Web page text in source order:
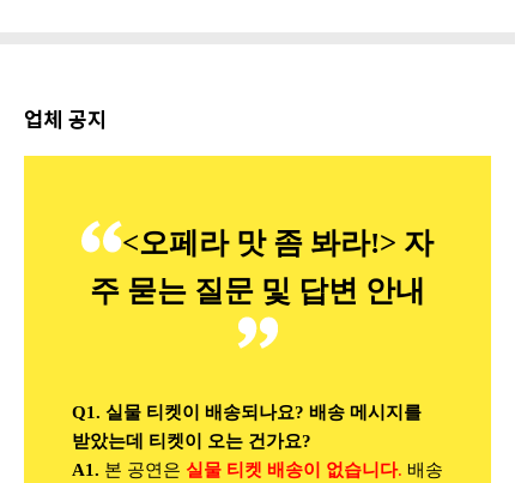
업체 공지
<오페라 맛 좀 봐라!> 자
주 묻는 질문 및 답변 안내
Q1. 실물 티켓이 배송되나요? 배송 메시지를
받았는데 티켓이 오는 건가요?
A1. 본 공연은 실물 티켓 배송이 없습니다. 배송